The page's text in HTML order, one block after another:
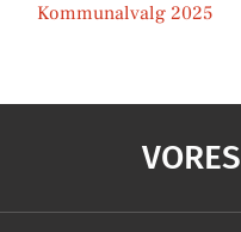
Kommunalvalg 2025
VORES